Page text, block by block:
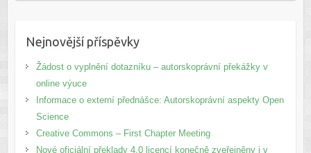
Nejnovější příspěvky
Žádost o vyplnění dotazníku – autorskoprávní překážky v
online výuce
Informace o externí přednášce: Autorskoprávní aspekty Open
Science
Creative Commons – First Chapter Meeting
Nové oficiální překlady 4.0 licencí konečně zveřejněny i v